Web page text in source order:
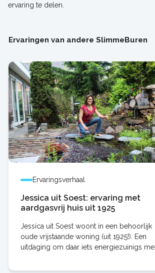
ervaring te delen.
Ervaringen van andere SlimmeBuren
Ervaringsverhaal
Jessica uit Soest: ervaring met
aardgasvrij huis uit 1925
Jessica uit Soest woont in een behoorlijk
oude vrijstaande woning (uit 1925!). Een
uitdaging om daar iets energiezuinigs mee